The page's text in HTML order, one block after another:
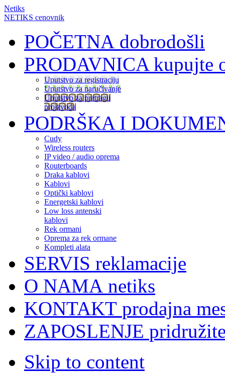
Netiks
NETIKS cenovnik
POČETNA dobrodošli
PRODAVNICAkupujte
Uputstvo za registraciju
Uputstvo za naručivanje
Uputstvo za pretragu
proizvoda
PODRŠKA I
Cudy
Wireless routers
IP video / audio oprema
Routerboards
Draka kablovi
Kablovi
Optički kablovi
Energetski kablovi
Low loss antenski
kablovi
Rek ormani
Oprema za rek ormane
Kompleti alata
SERVIS reklamacije
O NAMA netiks
KONTAKT prodajna
ZAPOSLENJE
Skip to content